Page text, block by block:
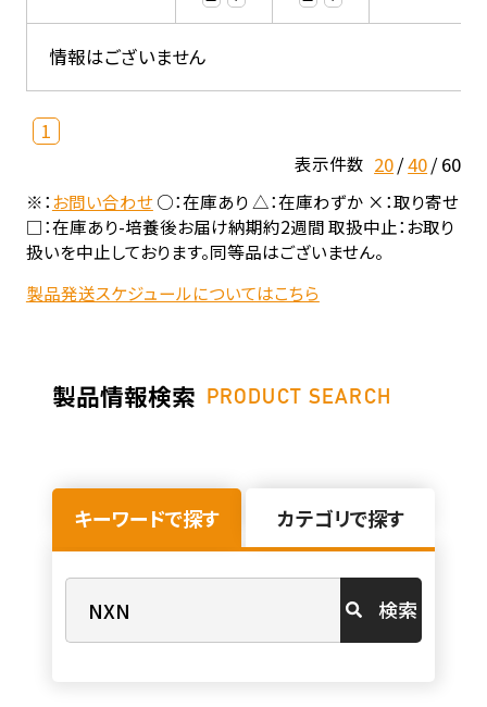
情報はございません
1
表示件数 20 40 60
※：お問い合わせ○：在庫あり △：在庫わずか ×：取り寄せ
□：在庫あり-培養後お届け納期約2週間 取扱中止：お取り
扱いを中止しております。同等品はございません。
製品発送スケジュールについてはこちら
製品情報検索 PRODUCT SEARCH
キーワードで探す カテゴリで探す
検索